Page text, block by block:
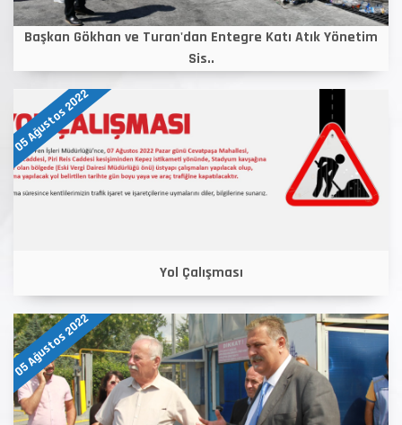
Başkan Gökhan ve Turan'dan Entegre Katı Atık Yönetim
Sis..
05 Ağustos 2022
Yol Çalışması
05 Ağustos 2022